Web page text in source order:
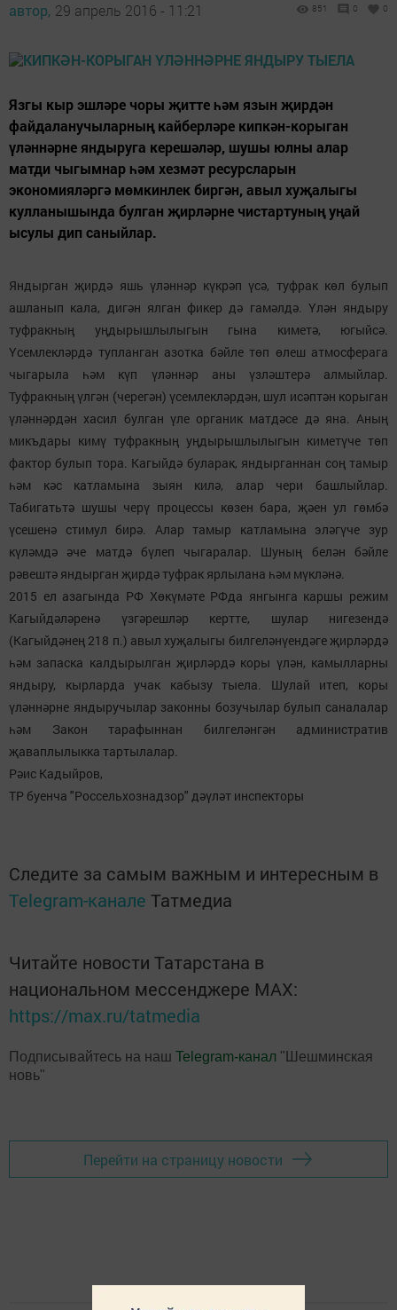
автор, 29 апрель 2016 - 11:21 851 0 0
Язгы кыр эшләре чоры җитте һәм язын җирдән
файдаланучыларның кайберләре кипкән-корыган
үләннәрне яндыруга керешәләр, шушы юлны алар
матди чыгымнар һәм хезмәт ресурсларын
экономияләргә мөмкинлек биргән, авыл хуҗалыгы
кулланышында булган җирләрне чистартуның уңай
ысулы дип саныйлар.
Яндырган җирдә яшь үләннәр күкрәп үсә, туфрак көл булып
ашланып кала, дигән ялган фикер дә гамәлдә. Үлән яндыру
туфракның уңдырышлылыгын гына киметә, югыйсә.
Үсемлекләрдә тупланган азотка бәйле төп өлеш атмосферага
чыгарыла һәм күп үләннәр аны үзләштерә алмыйлар.
Туфракның үлгән (черегән) үсемлекләрдән, шул исәптән корыган
үләннәрдән хасил булган үле органик матдәсе дә яна. Аның
микъдары кимү туфракның уңдырышлылыгын киметүче төп
фактор булып тора. Кагыйдә буларак, яндырганнан соң тамыр
һәм кәс катламына зыян килә, алар чери башлыйлар.
Табигатьтә шушы черү процессы көзен бара, җәен ул гөмбә
үсешенә стимул бирә. Алар тамыр катламына эләгүче зур
күләмдә әче матдә бүлеп чыгаралар. Шуның белән бәйле
рәвештә яндырган җирдә туфрак ярлылана һәм мүкләнә.
2015 ел азагында РФ Хөкүмәте РФда янгынга каршы режим
Кагыйдәләренә үзгәрешләр кертте, шулар нигезендә
(Кагыйдәнең 218 п.) авыл хуҗалыгы билгеләнүендәге җирләрдә
һәм запаска калдырылган җирләрдә коры үлән, камылларны
яндыру, кырларда учак кабызу тыела. Шулай итеп, коры
үләннәрне яндыручылар законны бозучылар булып саналалар
һәм Закон тарафыннан билгеләнгән административ
җаваплылыкка тартылалар.
Рәис Кадыйров,
ТР буенча "Россельхознадзор" дәүләт инспекторы
Следите за самым важным и интересным в
Telegram-канале Татмедиа
Читайте новости Татарстана в
национальном мессенджере MАХ:
https://max.ru/tatmedia
Подписывайтесь на наш Telegram-канал "Шешминская
новь"
Перейти на страницу новости